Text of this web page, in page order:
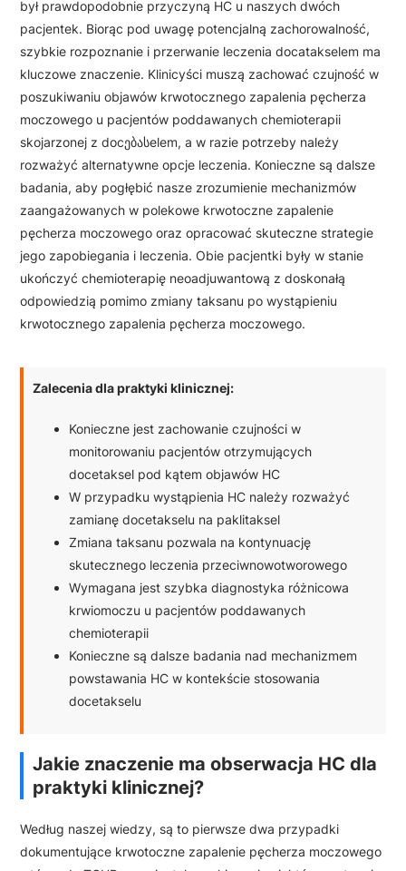
był prawdopodobnie przyczyną HC u naszych dwóch
pacjentek. Biorąc pod uwagę potencjalną zachorowalność,
szybkie rozpoznanie i przerwanie leczenia docatakselem ma
kluczowe znaczenie. Klinicyści muszą zachować czujność w
poszukiwaniu objawów krwotocznego zapalenia pęcherza
moczowego u pacjentów poddawanych chemioterapii
skojarzonej z docებასelem, a w razie potrzeby należy
rozważyć alternatywne opcje leczenia. Konieczne są dalsze
badania, aby pogłębić nasze zrozumienie mechanizmów
zaangażowanych w polekowe krwotoczne zapalenie
pęcherza moczowego oraz opracować skuteczne strategie
jego zapobiegania i leczenia. Obie pacjentki były w stanie
ukończyć chemioterapię neoadjuwantową z doskonałą
odpowiedzią pomimo zmiany taksanu po wystąpieniu
krwotocznego zapalenia pęcherza moczowego.
Zalecenia dla praktyki klinicznej:
Konieczne jest zachowanie czujności w
monitorowaniu pacjentów otrzymujących
docetaksel pod kątem objawów HC
W przypadku wystąpienia HC należy rozważyć
zamianę docetakselu na paklitaksel
Zmiana taksanu pozwala na kontynuację
skutecznego leczenia przeciwnowotworowego
Wymagana jest szybka diagnostyka różnicowa
krwiomoczu u pacjentów poddawanych
chemioterapii
Konieczne są dalsze badania nad mechanizmem
powstawania HC w kontekście stosowania
docetakselu
Jakie znaczenie ma obserwacja HC dla
praktyki klinicznej?
Według naszej wiedzy, są to pierwsze dwa przypadki
dokumentujące krwotoczne zapalenie pęcherza moczowego